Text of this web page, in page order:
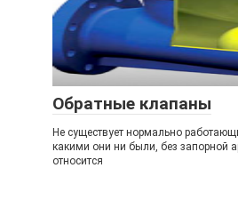
Обратные клапаны
Не существует нормально
какими они ни были, без запорной
относится